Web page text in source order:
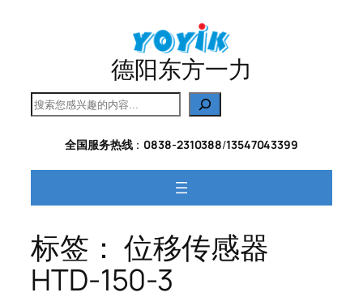
德阳东方一力
搜
索
全国服务热线： 0838-2310388/13547043399
标签： 位移传感器
HTD-150-3